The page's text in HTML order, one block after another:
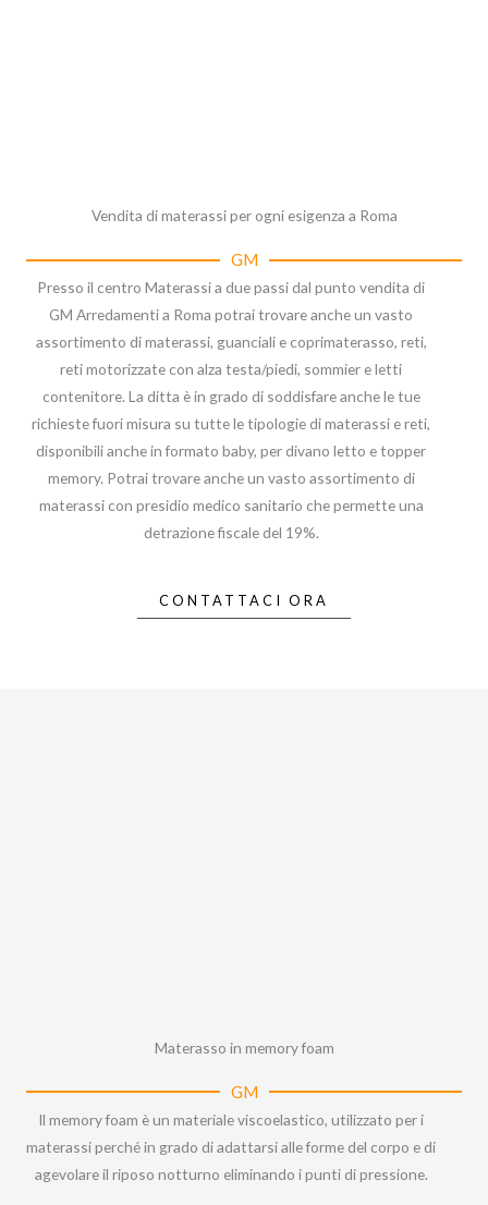
Vendita di materassi per ogni esigenza a Roma
GM
Presso il centro Materassi a due passi dal punto vendita di
GM Arredamenti a Roma potrai trovare anche un vasto
assortimento di materassi, guanciali e coprimaterasso, reti,
reti motorizzate con alza testa/piedi, sommier e letti
contenitore. La ditta è in grado di soddisfare anche le tue
richieste fuori misura su tutte le tipologie di materassi e reti,
disponibili anche in formato baby, per divano letto e topper
memory. Potrai trovare anche un vasto assortimento di
materassi con presidio medico sanitario che permette una
detrazione fiscale del 19%.
CONTATTACI ORA
Materasso in memory foam
GM
Il memory foam è un materiale viscoelastico, utilizzato per i
materassi perché in grado di adattarsi alle forme del corpo e di
agevolare il riposo notturno eliminando i punti di pressione.